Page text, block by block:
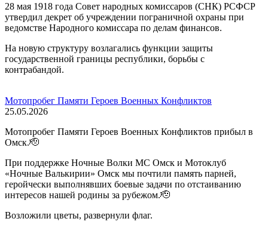
28 мая 1918 года Совет народных комиссаров (СНК) РСФСР
утвердил декрет об учреждении пограничной охраны при
ведомстве Народного комиссара по делам финансов.
На новую структуру возлагались функции защиты
государственной границы республики, борьбы с
контрабандой.
Мотопробег Памяти Героев Военных Конфликтов
25.05.2026
Мотопробег Памяти Героев Военных Конфликтов прибыл в
Омск.🫡
При поддержке Ночные Волки МС Омск и Мотоклуб
«Ночные Валькирии» Омск мы почтили память парней,
геройчески выполнявших боевые задачи по отстаиванию
интересов нашей родины за рубежом.🫡
Возложили цветы, развернули флаг.